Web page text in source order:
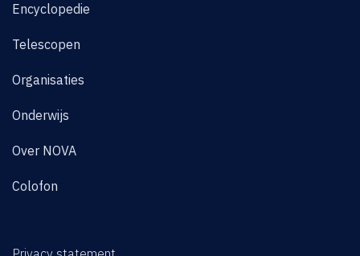
Encyclopedie
Telescopen
Organisaties
Onderwijs
Over NOVA
Colofon